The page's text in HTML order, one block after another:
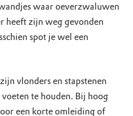
waar oeverzwaluwen
heeft zijn weg gevonden
spot je wel een
vlonders en stapstenen
te houden. Bij hoog
een korte omleiding of